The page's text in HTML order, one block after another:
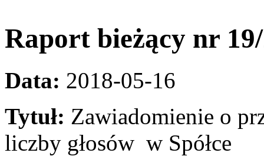
Raport bieżący nr
Data: 2018-05-16
Tytuł: Zawiadomienie o
liczby głosów w Spółce